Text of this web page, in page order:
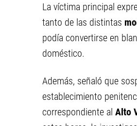
La víctima principal
tanto de las distintas
podía convertirse en
doméstico.
Además, señaló que
establecimiento
correspondiente al Alto